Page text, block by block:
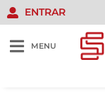
ENTRAR
MENU